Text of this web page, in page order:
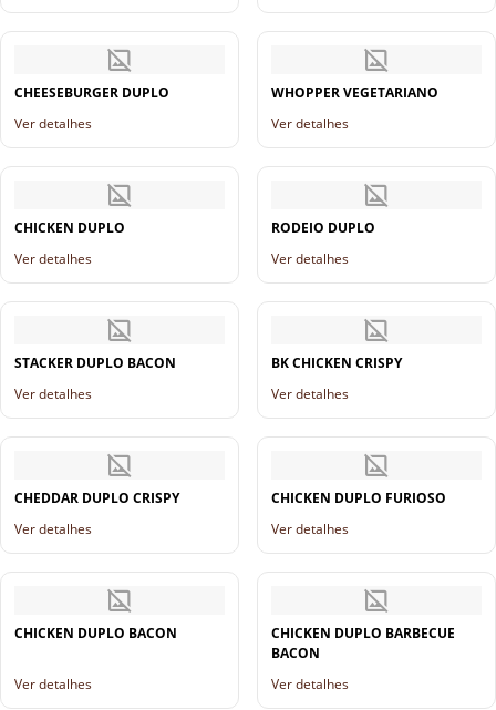
CHEESEBURGER DUPLO
Ver detalhes
WHOPPER VEGETARIANO
Ver detalhes
CHICKEN DUPLO
Ver detalhes
RODEIO DUPLO
Ver detalhes
STACKER DUPLO BACON
Ver detalhes
BK CHICKEN CRISPY
Ver detalhes
CHEDDAR DUPLO CRISPY
Ver detalhes
CHICKEN DUPLO FURIOSO
Ver detalhes
CHICKEN DUPLO BACON
Ver detalhes
CHICKEN DUPLO BARBECUE
BACON
Ver detalhes